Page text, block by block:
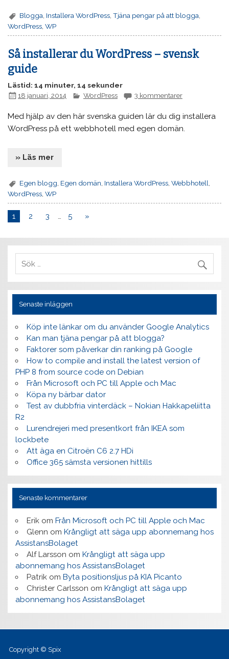
Blogga Installera WordPress ,Tjäna pengar på att blogga
WordPress,WP
Så installerar du WordPress – svensk
guide
Lästid: 14 minuter, 14 sekunder
18 januari, 2014
WordPress 3 kommentarer
Med hjälp av den här svenska guiden lär du dig installera
WordPress på ett webbhotell med egen domän.
» Läs mer
Egen blogg Egen domän Installera WordPress ,Webbhotell
WordPress,WP
1 2 3 … 5 »
Senaste inläggen
Köp inte länkar om du använder Google Analytics
Kan man tjäna pengar på att blogga?
Faktorer som påverkar din ranking på Google
How to compile and install the latest version of
PHP 8 from source code on Debian
Från Microsoft och PC till Apple och Mac
Köpa ny bärbar dator
Test av dubbfria vinterdäck – Nokian Hakkapeliitta
R2
Lurendrejeri med presentkort från IKEA som
lockbete
Att äga en Citroën C6 2.7 HDi
Office 365 sämsta versionen hittills
Senaste kommentarer
Erikom Från Microsoft och PC till Apple och Mac
Glenn om Krångligt att säga upp abonnemang hos
AssistansBolaget
Alf Larsson om Krångligt att säga upp
abonnemang hos AssistansBolaget
Patrikom Byta positionsljus på KIA Picanto
Christer Carlsson om Krångligt att säga upp
abonnemang hos AssistansBolaget
Copyright © Spix